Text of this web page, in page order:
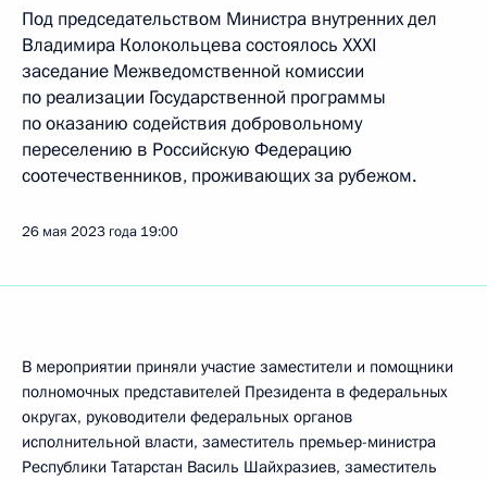
Под председательством Министра внутренних дел
Владимира Колокольцева состоялось XXXI
заседание Межведомственной комиссии
по реализации Государственной программы
по оказанию содействия добровольному
переселению в Российскую Федерацию
соотечественников, проживающих за рубежом.
26 мая 2023 года 19:00
В мероприятии приняли участие заместители и помощники
полномочных представителей Президента в федеральных
округах, руководители федеральных органов
исполнительной власти, заместитель премьер-министра
Республики Татарстан Василь Шайхразиев, заместитель